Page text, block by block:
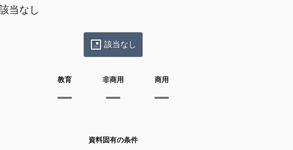
当なし
該当なし
教育 非商用 商用
資料固有の条件